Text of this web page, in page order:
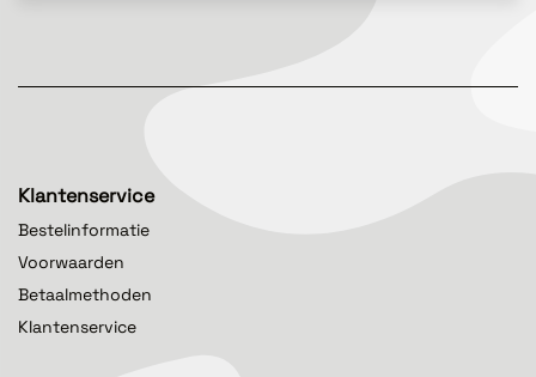
Klantenservice
Bestelinformatie
Voorwaarden
Betaalmethoden
Klantenservice